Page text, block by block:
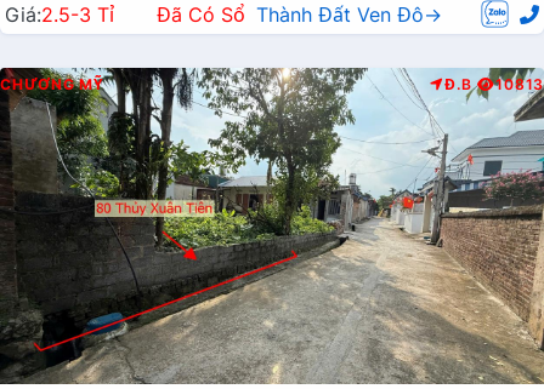
Giá:2.5-3 Tỉ Đã Có Sổ Thành Đất Ven Đô→
CHƯƠNG MỸ Đ.B 10813